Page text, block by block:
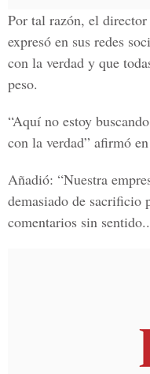
Por tal razón, el
expresó en sus redes
con la verdad y que
peso.
“Aquí no estoy
con la verdad” afirmó
Añadió: “Nuestra
demasiado de sacrificio
comentarios sin